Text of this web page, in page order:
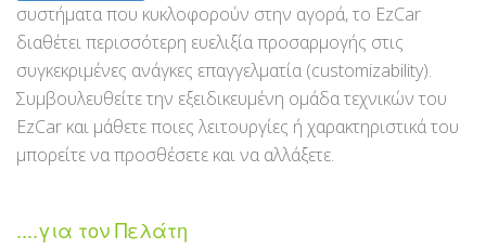
συστήματα που κυκλοφορούν στην αγορά, το EzCar
διαθέτει περισσότερη ευελιξία προσαρμογής στις
συγκεκριμένες ανάγκες επαγγελματία (customizability).
Συμβουλευθείτε την εξειδικευμένη ομάδα τεχνικών του
EzCar και μάθετε ποιες λειτουργίες ή χαρακτηριστικά του
μπορείτε να προσθέσετε και να αλλάξετε.
....για τον Πελάτη